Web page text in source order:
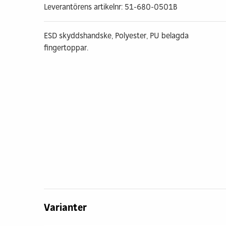
Leverantörens artikelnr: 51-680-0501B
ESD skyddshandske, Polyester, PU belagda
fingertoppar.
Varianter